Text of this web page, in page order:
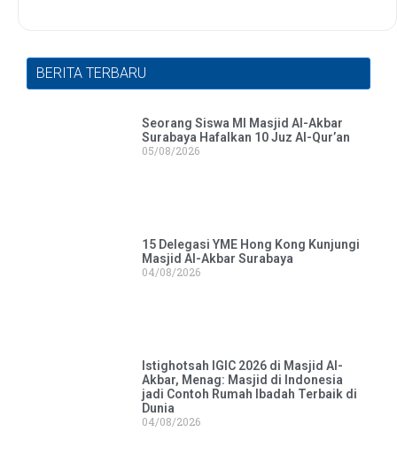
BERITA TERBARU
Seorang Siswa MI Masjid Al-Akbar
Surabaya Hafalkan 10 Juz Al-Qur’an
05/08/2026
15 Delegasi YME Hong Kong Kunjungi
Masjid Al-Akbar Surabaya
04/08/2026
Istighotsah IGIC 2026 di Masjid Al-
Akbar, Menag: Masjid di Indonesia
jadi Contoh Rumah Ibadah Terbaik di
Dunia
04/08/2026